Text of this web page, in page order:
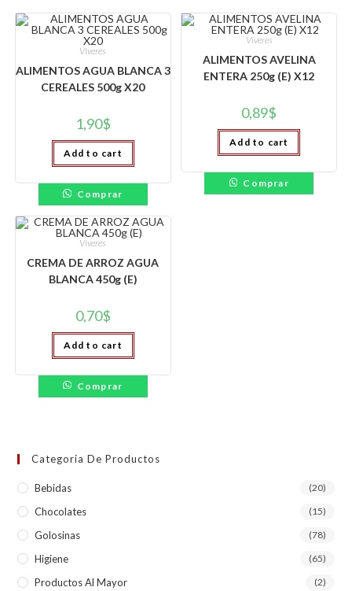
Víveres
ALIMENTOS AGUA BLANCA 3
CEREALES 500g X20
1,90$
Add to cart
Comprar
Víveres
ALIMENTOS AVELINA
ENTERA 250g (E) X12
0,89$
Add to cart
Comprar
Víveres
CREMA DE ARROZ AGUA
BLANCA 450g (E)
0,70$
Add to cart
Comprar
Categoria De Productos
Bebidas (20)
Chocolates (15)
Golosinas (78)
Higiene (65)
Productos Al Mayor (2)